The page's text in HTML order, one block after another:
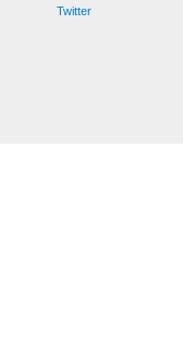
Twitter